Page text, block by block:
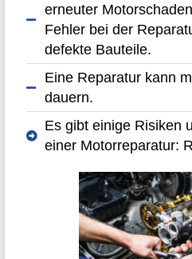
erneuter
Fehler bei der
defekte Bauteile.
Eine Reparatur kann
dauern.
Es gibt einige Risiken
einer Motorreparatur: